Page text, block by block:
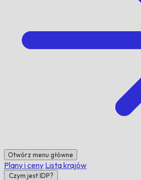
Otwórz menu główne
Plany i ceny Lista krajów
Czym jest IDP?